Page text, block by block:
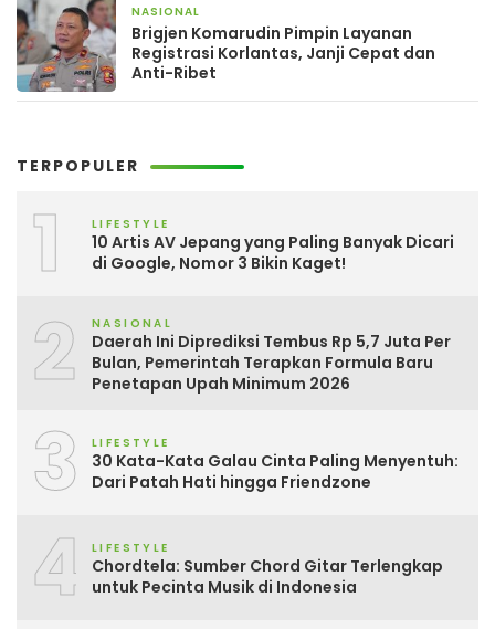
NASIONAL
Brigjen Komarudin Pimpin Layanan
Registrasi Korlantas, Janji Cepat dan
Anti-Ribet
TERPOPULER
1 LIFESTYLE
10 Artis AV Jepang yang Paling Banyak Dicari
di Google, Nomor 3 Bikin Kaget!
2 NASIONAL
Daerah Ini Diprediksi Tembus Rp 5,7 Juta Per
Bulan, Pemerintah Terapkan Formula Baru
Penetapan Upah Minimum 2026
3 LIFESTYLE
30 Kata-Kata Galau Cinta Paling Menyentuh:
Dari Patah Hati hingga Friendzone
4 LIFESTYLE
Chordtela: Sumber Chord Gitar Terlengkap
untuk Pecinta Musik di Indonesia